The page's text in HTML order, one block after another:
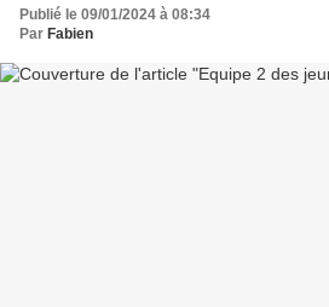
Publié le 09/01/2024 à 08:34
Par Fabien